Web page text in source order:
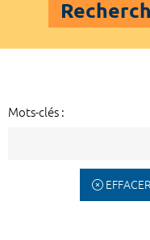
Mots-clés :
EFFACER